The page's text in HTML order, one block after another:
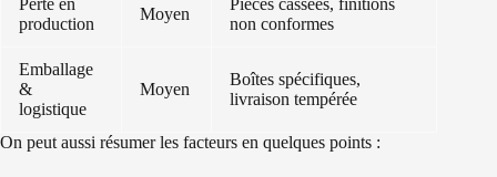
production
Moyen
non conformes
Emballage
&
logistique
Moyen
Boîtes spécifiques,
livraison tempérée
On peut aussi résumer les facteurs en quelques points :